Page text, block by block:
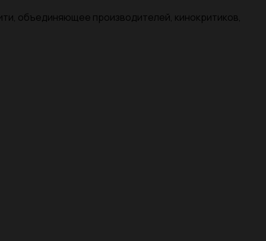
объединяющее производителей, кинокритиков,